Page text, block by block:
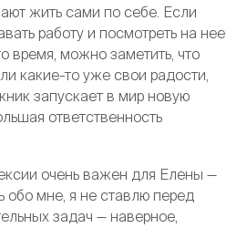
жить сами по себе. Если
работу и посмотреть на нее
время, можно заметить, что
какие-то уже свои радости,
запускает в мир новую
ответственность
очень важен для Елены —
обо мне, я не ставлю перед
задач — наверное,